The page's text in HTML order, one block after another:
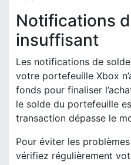
Notifications
insuffisant
Les notifications de
votre portefeuille Xbox
fonds pour finaliser
le solde du portefeuille
transaction dépasse le
Pour éviter les
vérifiez régulièrement